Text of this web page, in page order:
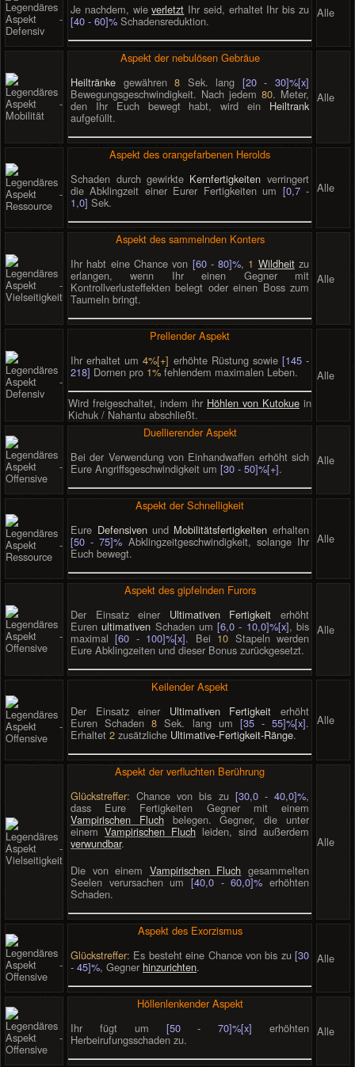
Je nachdem, wieverletzt Ihr seid, erhaltet Ihr bis zu
[40 - 60]% Schadensreduktion.
Alle
Aspekt der nebulösen Gebräue
Heiltränke gewähren8 Sek. lang [20 - 30]%[x]
Bewegungsgeschwindigkeit. Nach jedem 80. Meter,
den Ihr Euch bewegt habt, wird ein Heiltrank
aufgefüllt.
Alle
Aspekt des orangefarbenen Herolds
Schaden durch gewirkte Kernfertigkeiten verringert
die Abklingzeit einer Eurer Fertigkeiten um [0,7 -
1,0] Sek.
Alle
Aspekt des sammelnden Konters
Ihr habt eine Chance von [60 - 80]%, 1 Wildheitzu
erlangen, wenn Ihr einen Gegner mit
Kontrollverlusteffekten belegt oder einen Boss zum
Taumeln bringt.
Alle
Prellender Aspekt
Ihr erhaltet um4%[+] erhöhte Rüstung sowie [145 -
218] Dornen pro 1% fehlendem maximalen Leben.
Wird freigeschaltet, indem ihr Höhlen von Kutokue in
Kichuk / Nahantu abschließt.
Alle
Duellierender Aspekt
Bei der Verwendung von Einhandwaffen erhöht sich
Eure Angriffsgeschwindigkeit um[30 - 50]%[+].
Alle
Aspekt der Schnelligkeit
Eure Defensivenund Mobilitätsfertigkeiten erhalten
[50 - 75]% Abklingzeitgeschwindigkeit, solange Ihr
Euch bewegt.
Alle
Aspekt des gipfelnden Furors
Der Einsatz einer Ultimativen Fertigkeit erhöht
Eurenultimativen Schaden um[6,0 - 10,0]%[x], bis
maximal[60 - 100]%[x]. Bei10 Stapeln werden
Eure Abklingzeiten und dieser Bonus zurückgesetzt.
Alle
Keilender Aspekt
Der Einsatz einer Ultimativen Fertigkeit erhöht
Euren Schaden8 Sek. lang um [35 - 55]%[x].
Erhaltet2 zusätzliche Ultimative-Fertigkeit-Ränge.
Alle
Aspekt der verfluchten Berührung
Glückstreffer: Chance von bis zu [30,0 - 40,0]%,
dass Eure Fertigkeiten Gegner mit einem
Vampirischen Fluchbelegen. Gegner, die unter
einemVampirischen Fluch leiden, sind außerdem
verwundbar.
Die von einem Vampirischen Fluch gesammelten
Seelen verursachen um [40,0 - 60,0]% erhöhten
Schaden.
Alle
Aspekt des Exorzismus
Glückstreffer: Es besteht eine Chance von bis zu [30
- 45]%, Gegner hinzurichten.
Alle
Höllenlenkender Aspekt
Ihr fügt um [50 - 70]%[x] erhöhten
Herbeirufungsschaden zu.
Alle